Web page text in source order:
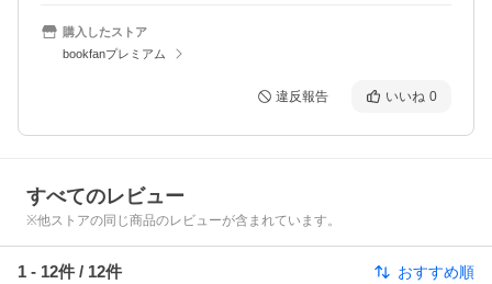
購入したストア
bookfanプレミアム
違反報告 いいね 0
すべてのレビュー
※他ストアの同じ商品のレビューが含まれています。
1 - 12件 / 12件 おすすめ順